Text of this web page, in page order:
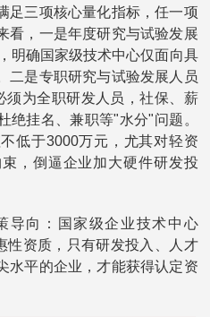
足三项核心量化指标，任一项
看，一是年度研究与试验发展
明确国家级技术中心仅面向具
二是专职研究与试验发展人员
须为全职研发人员，社保、薪
绝挂名、兼职等"水分"问题。
低于3000万元，尤其对轻资
，倒逼企业加大硬件研发投
向：国家级企业技术中心
性资质，只有研发投入、人才
水平的企业，才能获得认定资